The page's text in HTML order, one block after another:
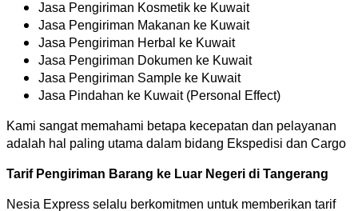
Jasa Pengiriman Kosmetik ke Kuwait
Jasa Pengiriman Makanan ke Kuwait
Jasa Pengiriman Herbal ke Kuwait
Jasa Pengiriman Dokumen ke Kuwait
Jasa Pengiriman Sample ke Kuwait
Jasa Pindahan ke Kuwait (Personal Effect)
Kami sangat memahami betapa kecepatan dan pelayanan
adalah hal paling utama dalam bidang Ekspedisi dan Cargo
Tarif Pengiriman Barang ke Luar Negeri di Tangerang
Nesia Express selalu berkomitmen untuk memberikan tarif